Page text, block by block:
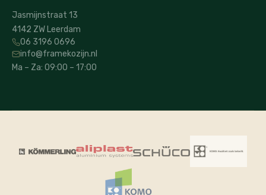
Jasmijnstraat 13
4142 ZW Leerdam
06 3196 0696
info@framekozijn.nl
Ma – Za: 09:00 – 17:00